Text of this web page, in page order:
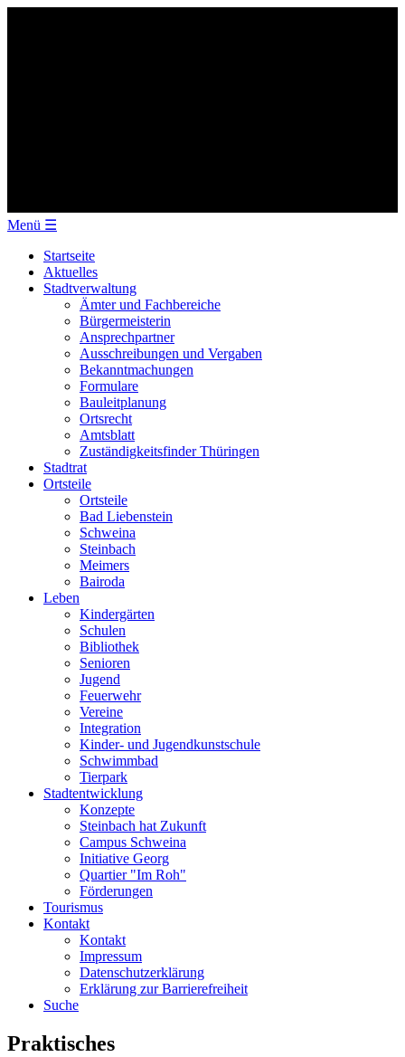
Menü ☰
Startseite
Aktuelles
Stadtverwaltung
Ämter und Fachbereiche
Bürgermeisterin
Ansprechpartner
Ausschreibungen und Vergaben
Bekanntmachungen
Formulare
Bauleitplanung
Ortsrecht
Amtsblatt
Zuständigkeitsfinder Thüringen
Stadtrat
Ortsteile
Ortsteile
Bad Liebenstein
Schweina
Steinbach
Meimers
Bairoda
Leben
Kindergärten
Schulen
Bibliothek
Senioren
Jugend
Feuerwehr
Vereine
Integration
Kinder- und Jugendkunstschule
Schwimmbad
Tierpark
Stadtentwicklung
Konzepte
Steinbach hat Zukunft
Campus Schweina
Initiative Georg
Quartier "Im Roh"
Förderungen
Tourismus
Kontakt
Kontakt
Impressum
Datenschutzerklärung
Erklärung zur Barrierefreiheit
Suche
Praktisches